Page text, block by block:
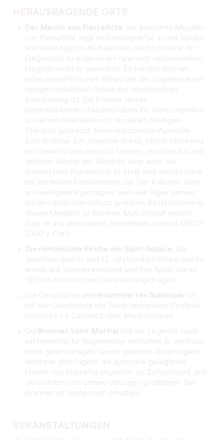
Der Menhir von Pierrefitte , der berühmte Megalith
von Pierrefitte, liegt im Dordogne-Tal, an der Straße
von Saint-Sulpice-de-Faleyrens nach Libourne. Im
Gegensatz zu anderen in Frankreich verzeichneten
Megalithen ist er gemeißelt. Es handelt sich um
einen monolithischen Block, der das Ergebnis einer
riesigen kollektiven Arbeit der neolithischen
Bevölkerung ist. Die Erbauer dieses
beeindruckenden Felsens haben ihn wahrscheinlich
aus einem Kalksteinbruch an seinen heutigen
Standort gebracht. Seine imposanten Ausmaße -
5,20 m Höhe, 3 m maximale Breite, 1,50 m Dicke und
ein Gewicht von etwa 50 Tonnen - machen ihn zum
größten Menhir der Gironde, aber auch des
Südwestens Frankreichs. Er stellt eine rechte Hand
mit perfekten Proportionen dar. Der Kalkstein wird
am Handgelenk getragen, weil viele Pilger kamen,
um den Stein zum Schutz zu reiben. Es ist schwierig,
diesen Megalith zu datieren. Man schätzt jedoch,
dass er aus dem späten Neolithikum stammt (2600-
2300 v. Chr.).
Die romanische Kirche von Saint-Sulpice , die
zwischen dem 11. und 12. Jahrhundert erbaut wurde,
wurde aus Steinen errichtet und ihre Apsis wurde
1925 als historisches Denkmal eingetragen.
Die Geschichte der renommierten Schlösser ist
mit der Geschichte der Stadt verbunden: Chateau
Lescours, Le Castellot oder Monbousquet.
Der Brunnen Saint-Martial
soll der Legende nach
ein Heilmittel für Augenleiden enthalten. Er wird von
einer gleichnamigen Quelle gespeist. Ursprünglich
diente er den Pilgern, die zum nahe gelegenen
Menhir von Pierrefite pilgerten, als Zufluchtsort, und
sie konnten von seinen Vorzügen profitieren. Der
Brunnen ist heute noch erhalten.